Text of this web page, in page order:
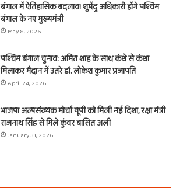
बंगाल में ऐतिहासिक बदलाव! शुभेंदु अधिकारी होंगे पश्चिम
बंगाल के नए मुख्यमंत्री
May 8, 2026
पश्चिम बंगाल चुनाव: अमित शाह के साथ कंधे से कंधा
मिलाकर मैदान में उतरे डॉ. लोकेश कुमार प्रजापति
April 24, 2026
भाजपा अल्पसंख्यक मोर्चा यूपी को मिली नई दिशा, रक्षा मंत्री
राजनाथ सिंह से मिले कुंवर बासित अली
January 31, 2026